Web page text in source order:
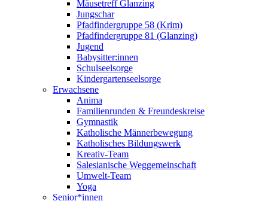
Mäusetreff Glanzing
Jungschar
Pfadfindergruppe 58 (Krim)
Pfadfindergruppe 81 (Glanzing)
Jugend
Babysitter:innen
Schulseelsorge
Kindergartenseelsorge
Erwachsene
Anima
Familienrunden & Freundeskreise
Gymnastik
Katholische Männerbewegung
Katholisches Bildungswerk
Kreativ-Team
Salesianische Weggemeinschaft
Umwelt-Team
Yoga
Senior*innen